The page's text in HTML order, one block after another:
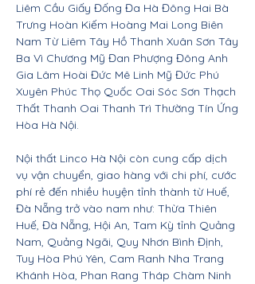
Liêm Cầu Giấy Đống Đa Hà Đông Hai Bà
Trưng Hoàn Kiếm Hoàng Mai Long Biên
Nam Từ Liêm Tây Hồ Thanh Xuân Sơn Tây
Ba Vì Chương Mỹ Đan Phượng Đông Anh
Gia Lâm Hoài Đức Mê Linh Mỹ Đức Phú
Xuyên Phúc Thọ Quốc Oai Sóc Sơn Thạch
Thất Thanh Oai Thanh Trì Thường Tín Ứng
Hòa Hà Nội.
Nội thất Linco Hà Nội còn cung cấp dịch
vụ vận chuyển, giao hàng với chi phí, cước
phí rẻ đến nhiều huyện tỉnh thành từ Huế,
Đà Nẵng trở vào nam như: Thừa Thiên
Huế, Đà Nẵng, Hội An, Tam Kỳ tỉnh Quảng
Nam, Quảng Ngãi, Quy Nhơn Bình Định,
Tuy Hòa Phú Yên, Cam Ranh Nha Trang
Khánh Hòa, Phan Rang Tháp Chàm Ninh